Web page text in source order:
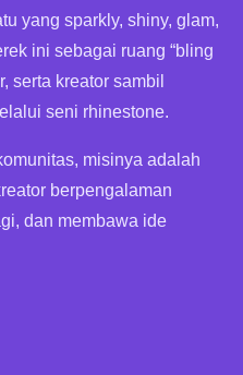
yang sparkly, shiny, glam,
ini sebagai ruang “bling
serta kreator sambil
seni rhinestone.
misinya adalah
berpengalaman
dan membawa ide